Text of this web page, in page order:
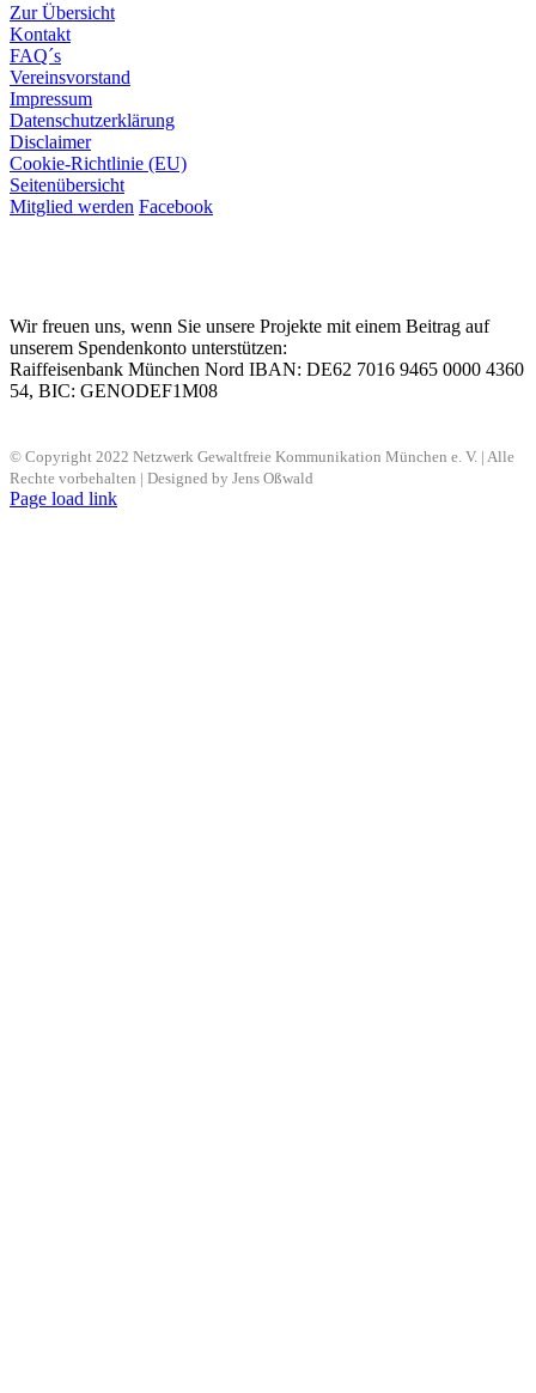
Zur Übersicht
Kontakt
FAQ´s
Vereinsvorstand
Impressum
Datenschutzerklärung
Disclaimer
Cookie-Richtlinie (EU)
Seitenübersicht
Mitglied werden Facebook
Wir freuen uns, wenn Sie unsere Projekte mit einem Beitrag auf
unserem Spendenkonto unterstützen:
Raiffeisenbank München Nord IBAN: DE62 7016 9465 0000 4360
54, BIC: GENODEF1M08
© Copyright 2022 Netzwerk Gewaltfreie Kommunikation München e. V. | Alle
Rechte vorbehalten | Designed by Jens Oßwald
Page load link